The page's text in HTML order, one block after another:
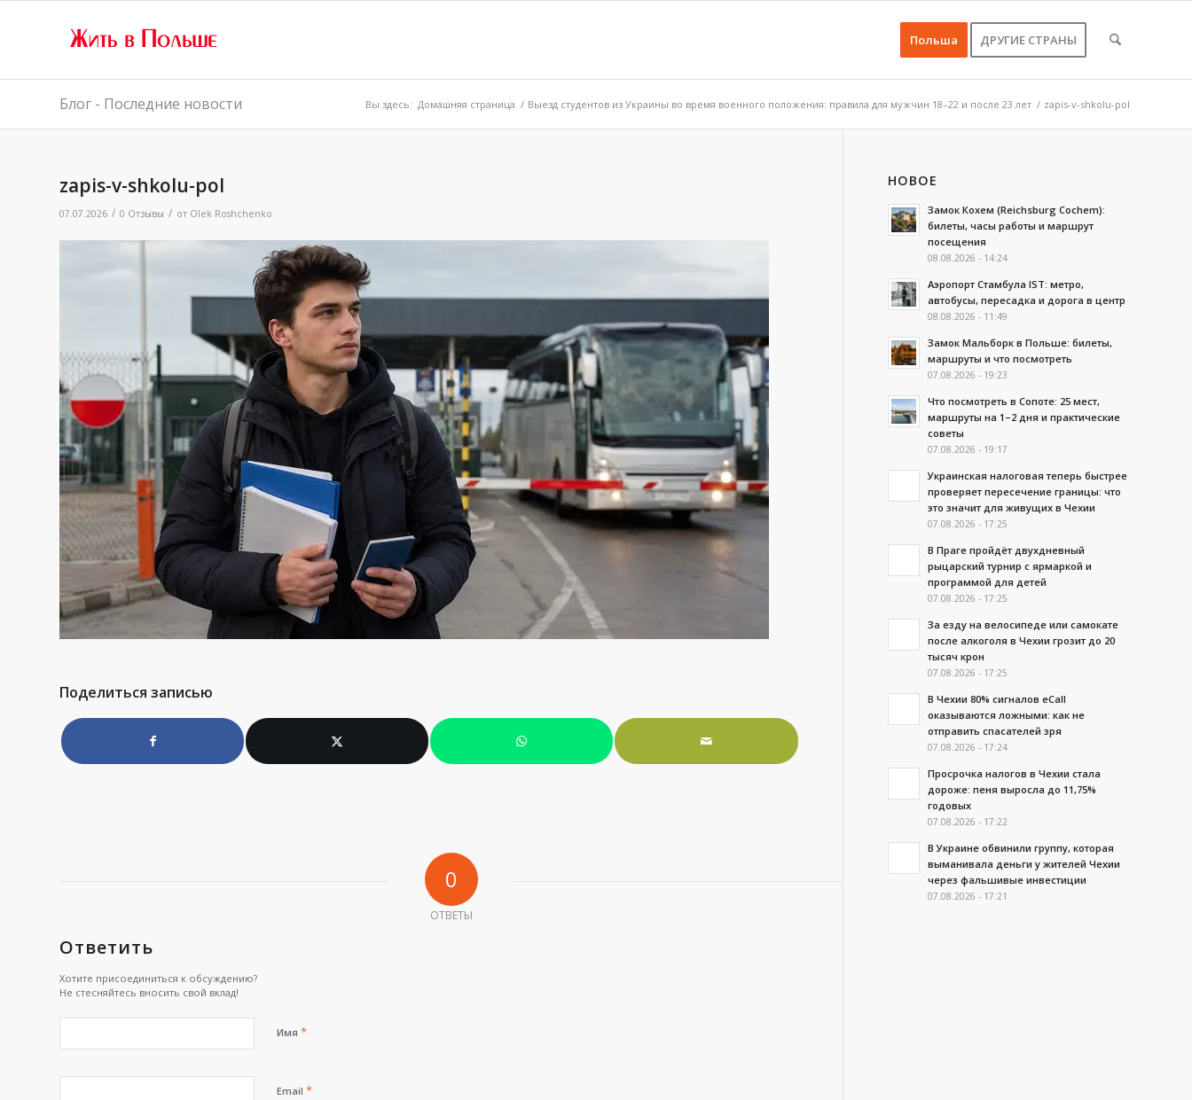
Польша ДРУГИЕ СТРАНЫ
Блог - Последние новости Вы здесь: Домашняя страница / Выезд студентов из Украины во время военного положения: правила для мужчин 18–22 и после 23 лет / zapis-v-shkolu-pol
zapis-v-shkolu-pol
07.07.2026 / 0 Отзывы / от Olek Roshchenko
Поделиться записью
0
ОТВЕТЫ
Ответить
Хотите присоединиться к обсуждению?
Не стесняйтесь вносить свой вклад!
Имя *
Email *
НОВОЕ
Замок Кохем (Reichsburg Cochem):
билеты, часы работы и маршрут
посещения
08.08.2026 - 14:24
Аэропорт Стамбула IST: метро,
автобусы, пересадка и дорога в центр
08.08.2026 - 11:49
Замок Мальборк в Польше: билеты,
маршруты и что посмотреть
07.08.2026 - 19:23
Что посмотреть в Сопоте: 25 мест,
маршруты на 1–2 дня и практические
советы
07.08.2026 - 19:17
Украинская налоговая теперь быстрее
проверяет пересечение границы: что
это значит для живущих в Чехии
07.08.2026 - 17:25
В Праге пройдёт двухдневный
рыцарский турнир с ярмаркой и
программой для детей
07.08.2026 - 17:25
За езду на велосипеде или самокате
после алкоголя в Чехии грозит до 20
тысяч крон
07.08.2026 - 17:25
В Чехии 80% сигналов eCall
оказываются ложными: как не
отправить спасателей зря
07.08.2026 - 17:24
Просрочка налогов в Чехии стала
дороже: пеня выросла до 11,75%
годовых
07.08.2026 - 17:22
В Украине обвинили группу, которая
выманивала деньги у жителей Чехии
через фальшивые инвестиции
07.08.2026 - 17:21